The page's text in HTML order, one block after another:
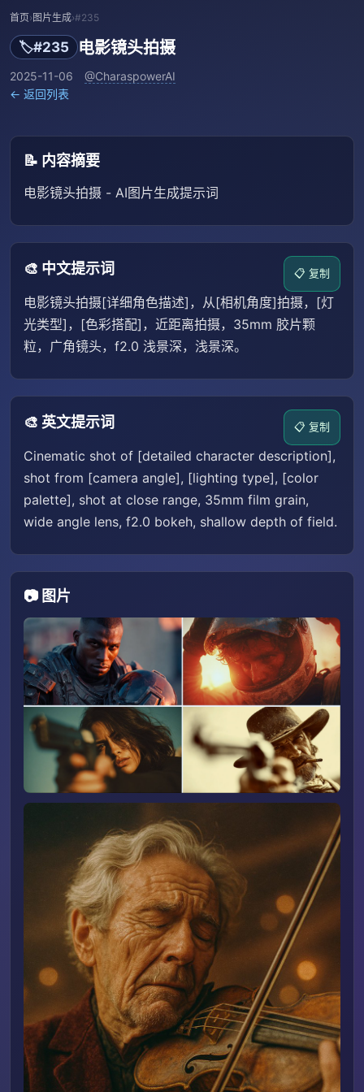
首页› 图片生成›#235
🏷️#235 电影镜头拍摄
2025-11-06 @CharaspowerAI
← 返回列表
📝 内容摘要
电影镜头拍摄 - AI图片生成提示词
🎨 中文提示词 📋 复制
电影镜头拍摄[详细角色描述]，从[相机角度]拍摄，[灯
光类型]，[色彩搭配]，近距离拍摄，35mm 胶片颗
粒，广角镜头，f2.0 浅景深，浅景深。
🎨 英文提示词 📋 复制
Cinematic shot of [detailed character description],
shot from [camera angle], [lighting type], [color
palette], shot at close range, 35mm film grain,
wide angle lens, f2.0 bokeh, shallow depth of field.
📷 图片